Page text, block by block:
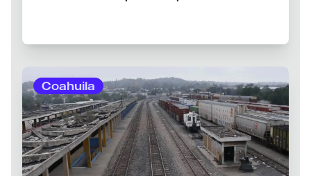
Coahuila